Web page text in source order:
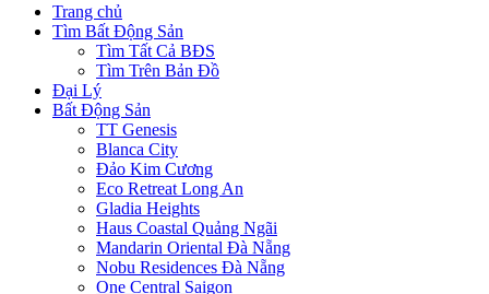
Trang chủ
Tìm Bất Động Sản
Tìm Tất Cả BĐS
Tìm Trên Bản Đồ
Đại Lý
Bất Động Sản
TT Genesis
Blanca City
Đảo Kim Cương
Eco Retreat Long An
Gladia Heights
Haus Coastal Quảng Ngãi
Mandarin Oriental Đà Nẵng
Nobu Residences Đà Nẵng
One Central Saigon